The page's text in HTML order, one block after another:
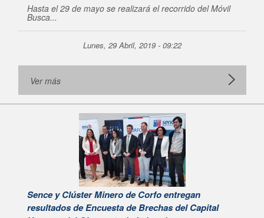
Hasta el 29 de mayo se realizará el recorrido del Móvil
Busca...
Lunes, 29 Abril, 2019 - 09:22
Ver más
Sence y Clúster Minero de Corfo entregan
resultados de Encuesta de Brechas del Capital